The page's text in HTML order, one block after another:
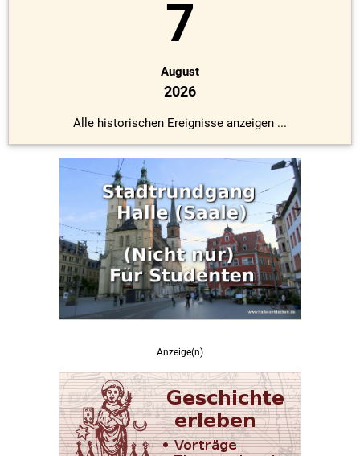
7
August
2026
Alle historischen Ereignisse anzeigen ...
Anzeige(n)